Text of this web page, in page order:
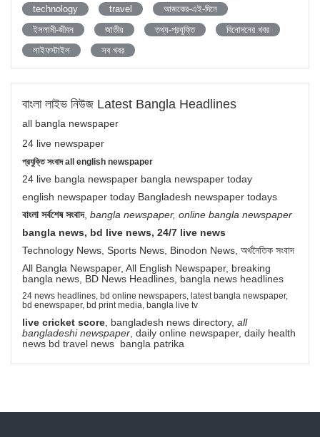
technology
travel
আজকের-এই-দিনে
ইসলামী-জীবন
জাতীয় তথ্য-প্রযুক্তি
বিনোদনের খবর
লাইফস্টাইল
সব খবর
বাংলা লাইভ নিউজ Latest Bangla Headlines
all bangla newspaper
24 live newspaper
প্রযুক্তি সংবাদ all english newspaper
24 live bangla newspaper bangla newspaper today
english newspaper today Bangladesh newspaper todays
বাংলা সর্বশেষ সংবাদ, bangla newspaper, online bangla newspaper
bangla news, bd live news, 24/7 live news
Technology News, Sports News, Binodon News, অর্থনৈতিক সংবাদ
All Bangla Newspaper, All English Newspaper, breaking
bangla news, BD News Headlines, bangla news headlines
24 news headlines, bd online newspapers, latest bangla newspaper,
bd enewspaper, bd print media, bangla live tv
live cricket score , bangladesh news directory, all
bangladeshi newspaper , daily online newspaper, daily health
news bd travel news bangla patrika